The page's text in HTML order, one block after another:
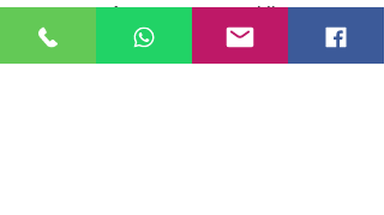
Assurance automobile
Assurance habitation